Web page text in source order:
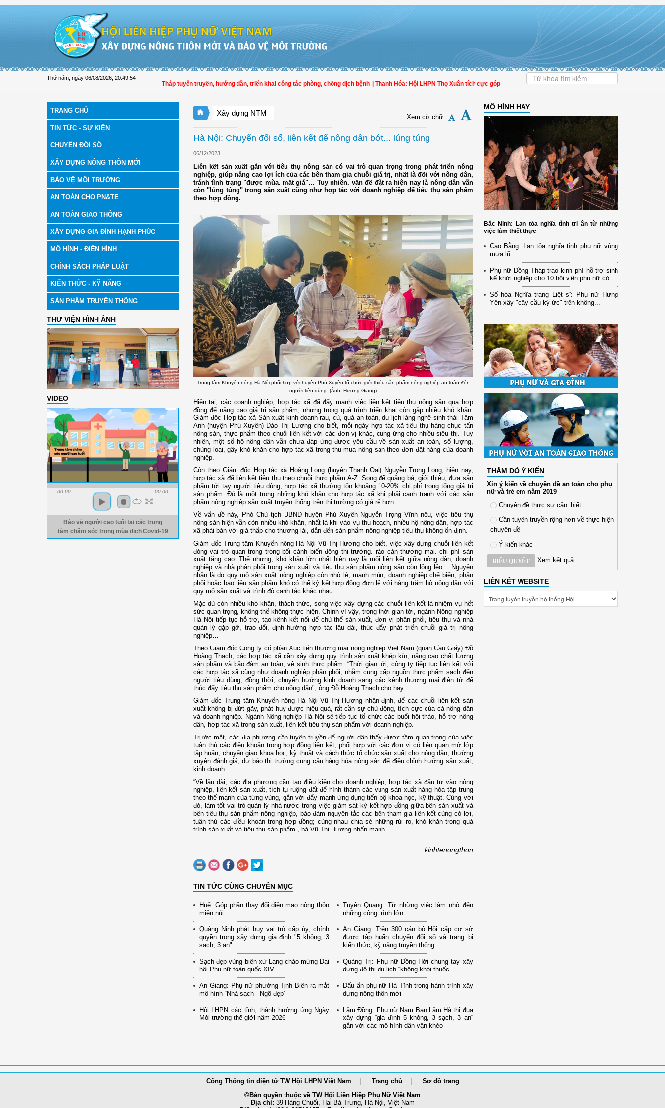
Thứ năm, ngày 06/08/2026 20:49:55
Hội LHPN tỉnh Đồng Tháp tuyên truyền, hướng dẫn, triển khai công tác phòng, chống dịch bệnh | Thanh Hóa: Hội LHPN Thọ Xuân tích cực góp phần nâng cao tỷ lệ người dân tham gia bảo hiểm y tế
TRANG CHỦ
TIN TỨC - SỰ KIỆN
CHUYỂN ĐỔI SỐ
XÂY DỰNG NÔNG THÔN MỚI
BẢO VỆ MÔI TRƯỜNG
AN TOÀN CHO PN&TE
AN TOÀN GIAO THÔNG
XÂY DỰNG GIA ĐÌNH HẠNH PHÚC
MÔ HÌNH - ĐIỂN HÌNH
CHÍNH SÁCH PHÁP LUẬT
KIẾN THỨC - KỸ NĂNG
SẢN PHẨM TRUYỀN THÔNG
THƯ VIỆN HÌNH ẢNH
VIDEO
00:00 00:00
Bảo vệ người cao tuổi tại các trung
tâm chăm sóc trong mùa dịch Covid-19
Xây dựng NTM Xem cỡ chữ
Hà Nội: Chuyển đổi số, liên kết để nông dân bớt... lúng túng
06/12/2023
Liên kết sản xuất gắn với tiêu thụ nông sản có vai trò quan trọng trong phát triển nông
nghiệp, giúp nâng cao lợi ích của các bên tham gia chuỗi giá trị, nhất là đối với nông dân,
tránh tình trạng "được mùa, mất giá"… Tuy nhiên, vấn đề đặt ra hiện nay là nông dân vẫn
còn "lúng túng" trong sản xuất cũng như hợp tác với doanh nghiệp để tiêu thụ sản phẩm
theo hợp đồng.
Trung tâm Khuyến nông Hà Nội phối hợp với huyện Phú Xuyên tổ chức giới thiệu sản phẩm nông nghiệp an toàn đến
người tiêu dùng. (Ảnh: Hương Giang)
Hiện tại, các doanh nghiệp, hợp tác xã đã đẩy mạnh việc liên kết tiêu thụ nông sản qua hợp
đồng để nâng cao giá trị sản phẩm, nhưng trong quá trình triển khai còn gặp nhiều khó khăn.
Giám đốc Hợp tác xã Sản xuất kinh doanh rau, củ, quả an toàn, du lịch làng nghề sinh thái Tâm
Anh (huyện Phú Xuyên) Đào Thị Lương cho biết, mỗi ngày hợp tác xã tiêu thụ hàng chục tấn
nông sản, thực phẩm theo chuỗi liên kết với các đơn vị khác, cung ứng cho nhiều siêu thị. Tuy
nhiên, một số hộ nông dân vẫn chưa đáp ứng được yêu cầu về sản xuất an toàn, số lượng,
chủng loại, gây khó khăn cho hợp tác xã trong thu mua nông sản theo đơn đặt hàng của doanh
nghiệp.
Còn theo Giám đốc Hợp tác xã Hoàng Long (huyện Thanh Oai) Nguyễn Trọng Long, hiện nay,
hợp tác xã đã liên kết tiêu thụ theo chuỗi thực phẩm A-Z. Song để quảng bá, giới thiệu, đưa sản
phẩm tới tay người tiêu dùng, hợp tác xã thường tốn khoảng 10-20% chi phí trong tổng giá trị
sản phẩm. Đó là một trong những khó khăn cho hợp tác xã khi phải cạnh tranh với các sản
phẩm nông nghiệp sản xuất truyền thống trên thị trường có giá rẻ hơn.
Về vấn đề này, Phó Chủ tịch UBND huyện Phú Xuyên Nguyễn Trọng Vĩnh nêu, việc tiêu thụ
nông sản hiện vẫn còn nhiều khó khăn, nhất là khi vào vụ thu hoạch, nhiều hộ nông dân, hợp tác
xã phải bán với giá thấp cho thương lái, dẫn đến sản phẩm nông nghiệp tiêu thụ không ổn định.
Giám đốc Trung tâm Khuyến nông Hà Nội Vũ Thị Hương cho biết, việc xây dựng chuỗi liên kết
đóng vai trò quan trọng trong bối cảnh biến động thị trường, rào cản thương mại, chi phí sản
xuất tăng cao. Thế nhưng, khó khăn lớn nhất hiện nay là mối liên kết giữa nông dân, doanh
nghiệp và nhà phân phối trong sản xuất và tiêu thụ sản phẩm nông sản còn lỏng lẻo... Nguyên
nhân là do quy mô sản xuất nông nghiệp còn nhỏ lẻ, manh mún; doanh nghiệp chế biến, phân
phối hoặc bao tiêu sản phẩm khó có thể ký kết hợp đồng đơn lẻ với hàng trăm hộ nông dân với
quy mô sản xuất và trình độ canh tác khác nhau…
Mặc dù còn nhiều khó khăn, thách thức, song việc xây dựng các chuỗi liên kết là nhiệm vụ hết
sức quan trọng, không thể không thực hiện. Chính vì vậy, trong thời gian tới, ngành Nông nghiệp
Hà Nội tiếp tục hỗ trợ, tạo kênh kết nối để chủ thể sản xuất, đơn vị phân phối, tiêu thụ và nhà
quản lý gặp gỡ, trao đổi, định hướng hợp tác lâu dài, thúc đẩy phát triển chuỗi giá trị nông
nghiệp…
Theo Giám đốc Công ty cổ phần Xúc tiến thương mại nông nghiệp Việt Nam (quận Cầu Giấy) Đỗ
Hoàng Thạch, các hợp tác xã cần xây dựng quy trình sản xuất khép kín, nâng cao chất lượng
sản phẩm và bảo đảm an toàn, vệ sinh thực phẩm. “Thời gian tới, công ty tiếp tục liên kết với
các hợp tác xã cũng như doanh nghiệp phân phối, nhằm cung cấp nguồn thực phẩm sạch đến
người tiêu dùng; đồng thời, chuyển hướng kinh doanh sang các kênh thương mại điện tử để
thúc đẩy tiêu thụ sản phẩm cho nông dân", ông Đỗ Hoàng Thạch cho hay.
Giám đốc Trung tâm Khuyến nông Hà Nội Vũ Thị Hương nhận định, để các chuỗi liên kết sản
xuất không bị đứt gãy, phát huy được hiệu quả, rất cần sự chủ động, tích cực của cả nông dân
và doanh nghiệp. Ngành Nông nghiệp Hà Nội sẽ tiếp tục tổ chức các buổi hội thảo, hỗ trợ nông
dân, hợp tác xã trong sản xuất, liên kết tiêu thụ sản phẩm với doanh nghiệp.
Trước mắt, các địa phương cần tuyên truyền để người dân thấy được tầm quan trọng của việc
tuân thủ các điều khoản trong hợp đồng liên kết; phối hợp với các đơn vị có liên quan mở lớp
tập huấn, chuyển giao khoa học, kỹ thuật và cách thức tổ chức sản xuất cho nông dân; thường
xuyên đánh giá, dự báo thị trường cung cầu hàng hóa nông sản để điều chỉnh hướng sản xuất,
kinh doanh.
“Về lâu dài, các địa phương cần tạo điều kiện cho doanh nghiệp, hợp tác xã đầu tư vào nông
nghiệp, liên kết sản xuất, tích tụ ruộng đất để hình thành các vùng sản xuất hàng hóa tập trung
theo thế mạnh của từng vùng, gắn với đẩy mạnh ứng dụng tiến bộ khoa học, kỹ thuật. Cùng với
đó, làm tốt vai trò quản lý nhà nước trong việc giám sát ký kết hợp đồng giữa bên sản xuất và
bên tiêu thụ sản phẩm nông nghiệp, bảo đảm nguyên tắc các bên tham gia liên kết cùng có lợi,
tuân thủ các điều khoản trong hợp đồng; cùng nhau chia sẻ những rủi ro, khó khăn trong quá
trình sản xuất và tiêu thụ sản phẩm”, bà Vũ Thị Hương nhấn mạnh
kinhtenongthon
TIN TỨC CÙNG CHUYÊN MỤC
Huế: Góp phần thay đổi diện mạo nông thôn
miền núi
Quảng Ninh phát huy vai trò cấp ủy, chính
quyền trong xây dựng gia đình "5 không, 3
sạch, 3 an"
Sạch đẹp vùng biên xứ Lạng chào mừng Đại
hội Phụ nữ toàn quốc XIV
An Giang: Phụ nữ phường Tịnh Biên ra mắt
mô hình “Nhà sạch - Ngõ đẹp”
Hội LHPN các tỉnh, thành hưởng ứng Ngày
Môi trường thế giới năm 2026
Tuyên Quang: Từ những việc làm nhỏ đến
những công trình lớn
An Giang: Trên 300 cán bộ Hội cấp cơ sở
được tập huấn chuyển đổi số và trang bị
kiến thức, kỹ năng truyền thông
Quảng Trị: Phụ nữ Đồng Hới chung tay xây
dựng đô thị du lịch “không khói thuốc”
Dấu ấn phụ nữ Hà Tĩnh trong hành trình xây
dựng nông thôn mới
Lâm Đồng: Phụ nữ Nam Ban Lâm Hà thi đua
xây dựng “gia đình 5 không, 3 sạch, 3 an”
gắn với các mô hình dân vận khéo
MÔ HÌNH HAY
Bắc Ninh: Lan tỏa nghĩa tình tri ân từ những
việc làm thiết thực
Cao Bằng: Lan tỏa nghĩa tình phụ nữ vùng
mưa lũ
Phụ nữ Đồng Tháp trao kinh phí hỗ trợ sinh
kế khởi nghiệp cho 10 hội viên phụ nữ có...
Số hóa Nghĩa trang Liệt sĩ: Phụ nữ Hưng
Yên xây "cây cầu ký ức" trên không...
THĂM DÒ Ý KIẾN
Xin ý kiến về chuyên đề an toàn cho phụ
nữ và trẻ em năm 2019
Chuyên đề thực sự cần thiết
Cần tuyên truyền rộng hơn về thực hiện
chuyên đề
Ý kiến khác
BIỂU QUYẾT Xem kết quả
LIÊN KẾT WEBSITE
Cổng Thông tin điện tử TW Hội LHPN Việt Nam Trang chủ
Sơ đồ trang
©Bản quyền thuộc về TW Hội Liên Hiệp Phụ Nữ Việt Nam
Địa chỉ: 39 Hàng Chuối, Hai Bà Trưng, Hà Nội, Việt Nam